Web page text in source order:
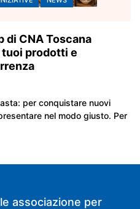
di CNA Toscana
prodotti e
per conquistare nuovi
nel modo giusto. Per
associazione per